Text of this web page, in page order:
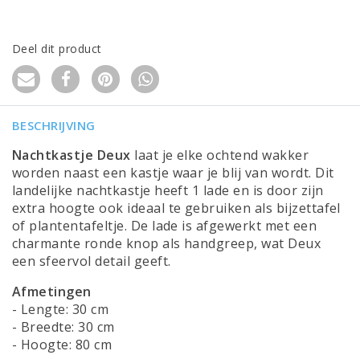
Deel dit product
BESCHRIJVING
Nachtkastje Deux laat je elke ochtend wakker
worden naast een kastje waar je blij van wordt. Dit
landelijke nachtkastje heeft 1 lade en is door zijn
extra hoogte ook ideaal te gebruiken als bijzettafel
of plantentafeltje. De lade is afgewerkt met een
charmante ronde knop als handgreep, wat Deux
een sfeervol detail geeft.
Afmetingen
- Lengte: 30 cm
- Breedte: 30 cm
- Hoogte: 80 cm